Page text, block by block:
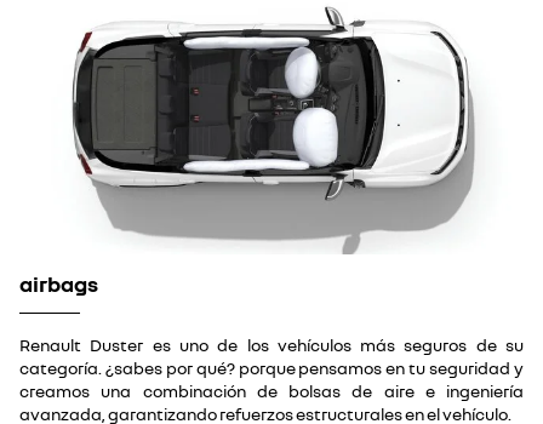
airbags
Renault Duster es uno de los vehículos más seguros de su
categoría. ¿sabes por qué? porque pensamos en tu seguridad y
creamos una combinación de bolsas de aire e ingeniería
avanzada, garantizando refuerzos estructurales en el vehículo.